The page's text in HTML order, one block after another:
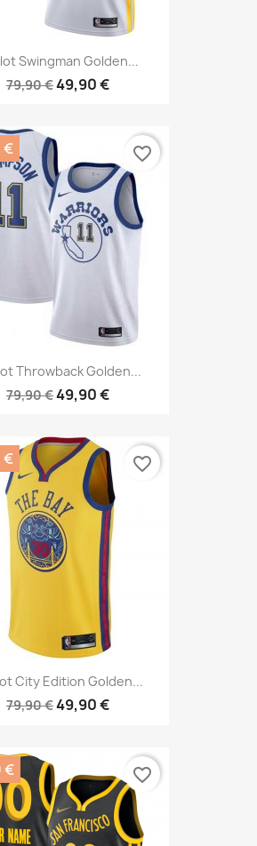
Swingman Golden...
79,90 €49,90 €
Throwback Golden...
79,90 €49,90 €
€ favorite_border
City Edition Golden...
79,90 €49,90 €
€ favorite_border
€ favorite_border